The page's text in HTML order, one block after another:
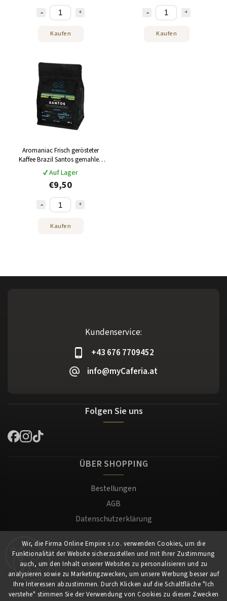
Wir, die Firma Online Empire s.r.o. verwenden Cookies, um die
Funktionalität der Website sicherzustellen und mit Ihrer Zustimmung
auch, um den Inhalt unserer Websites zu personalisieren und zu
analysieren sowie zu Marketingzwecken, um unsere Werbung besser auf
Ihre Interessen abzustimmen. Durch Klicken auf die Schaltfläche "Ich
verstehe" stimmen Sie der Verwendung von Cookies zu diesen Zwecken
Kaufen Kaufen
Aromaniac Frisch gerösteter
Kaffee Brazil Santos gemahlen
250 g
✔ Auf Lager
€9,50
Kaufen
Kundenservice:
+43 676 7709452
info@myCaferia.at
Folgen Sie uns
ÜBER SHOPPING
Bestellungen
AGB
Datenschutzerklärung
Versand und Zahlung
Warenrücksendung
Impressum
Für Kunden